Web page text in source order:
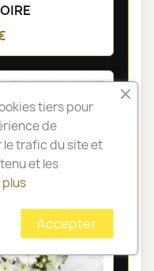
tiers pour
de
le trafic du site et
et les
plus
Accepter